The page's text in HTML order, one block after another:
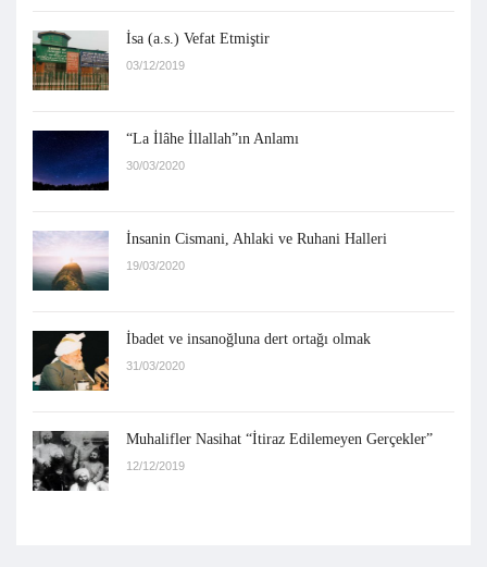
İsa (a.s.) Vefat Etmiştir
03/12/2019
“La İlâhe İllallah”ın Anlamı
30/03/2020
İnsanin Cismani, Ahlaki ve Ruhani Halleri
19/03/2020
İbadet ve insanoğluna dert ortağı olmak
31/03/2020
Muhalifler Nasihat “İtiraz Edilemeyen Gerçekler”
12/12/2019